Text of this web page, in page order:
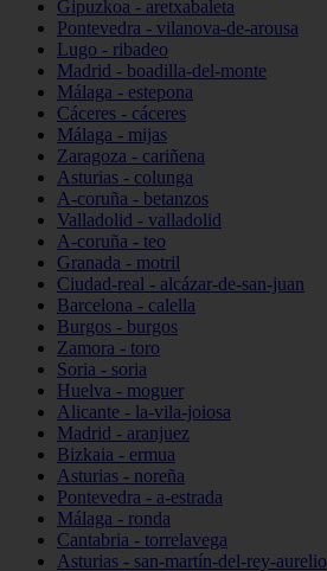
Gipuzkoa - aretxabaleta
Pontevedra - vilanova-de-arousa
Lugo - ribadeo
Madrid - boadilla-del-monte
Málaga - estepona
Cáceres - cáceres
Málaga - mijas
Zaragoza - cariñena
Asturias - colunga
A-coruña - betanzos
Valladolid - valladolid
A-coruña - teo
Granada - motril
Ciudad-real - alcázar-de-san-juan
Barcelona - calella
Burgos - burgos
Zamora - toro
Soria - soria
Huelva - moguer
Alicante - la-vila-joiosa
Madrid - aranjuez
Bizkaia - ermua
Asturias - noreña
Pontevedra - a-estrada
Málaga - ronda
Cantabria - torrelavega
Asturias - san-martín-del-rey-aurelio